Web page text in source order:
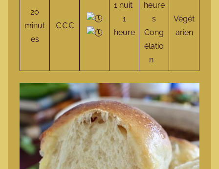
20
minut
es
€€€
1 nuit
1
heure
heure
s
Cong
élatio
n
Végét
arien